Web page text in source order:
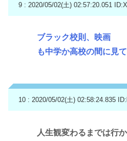
9 : 2020/05/02(土) 02:57:20.051
ブラック校則、映画
も中学か高校の間に見
10 : 2020/05/02(土) 02:58:24.835
人生観変わるまでは行